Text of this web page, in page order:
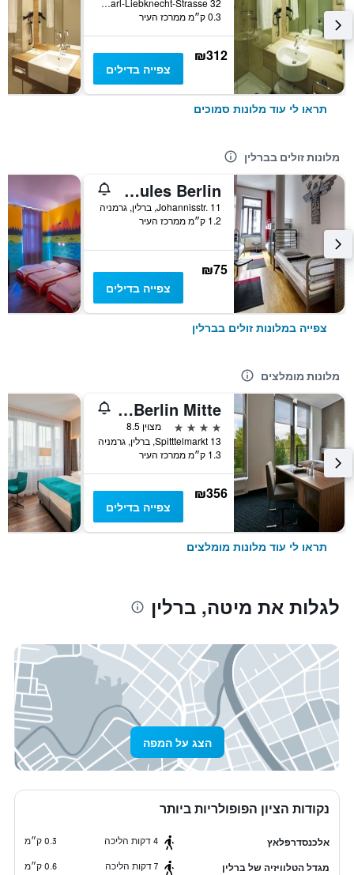
Karl-Liebknecht-Strasse 32, ברלין, גרמניה
0.3 ק״מ ממרכז העיר
₪312
צפייה בדילים
תראו לי עוד מלונות סמוכים
מלונות זולים בברלין
Heart of Gold Hostel & Capsules Berlin
Johannisstr. 11, ברלין, גרמניה
1.2 ק״מ ממרכז העיר
₪75
צפייה בדילים
צפייה במלונות זולים בברלין
מלונות מומלצים
Cosmo Hotel Berlin Mitte
4 כוכבים
מצוין 8.5
Spitttelmarkt 13, ברלין, גרמניה
1.3 ק״מ ממרכז העיר
₪356
צפייה בדילים
תראו לי עוד מלונות מומלצים
לגלות את מיטה, ברלין
הצג על המפה
נקודות הציון הפופולריות ביותר
אלכנסדרפלאץ 4 דקות הליכה 0.3 ק״מ
מגדל הטלוויזיה של ברלין 7 דקות הליכה 0.6 ק״מ